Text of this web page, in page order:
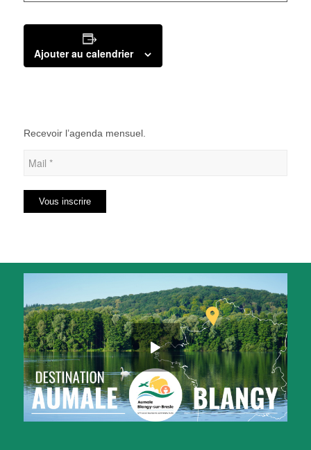
Ajouter au calendrier
Recevoir l’agenda mensuel.